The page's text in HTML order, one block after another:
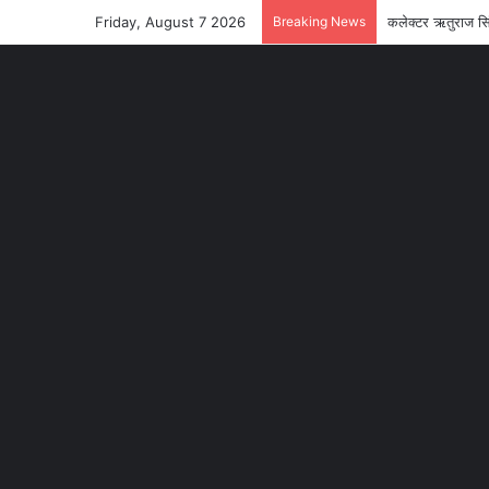
Friday, August 7 2026 Breaking News कलेक्टर ऋतुराज